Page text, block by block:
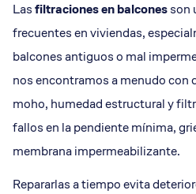
Lasfiltraciones en balconesson
frecuentes en viviendas,
balcones antiguos o mal
nos encontramos a menudo con
moho, humedad estructural y
fallos en la pendiente mínima,
membrana impermeabilizante.
Repararlas a tiempo evita